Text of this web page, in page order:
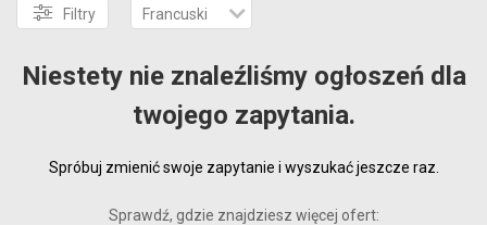
Filtry Francuski
Niestety nie znaleźliśmy ogłoszeń dla
twojego zapytania.
Spróbuj zmienić swoje zapytanie i wyszukać jeszcze raz.
Sprawdź, gdzie znajdziesz więcej ofert: